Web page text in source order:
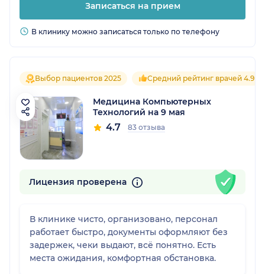
Записаться на прием
В клинику можно записаться только по телефону
Выбор пациентов 2025 Средний рейтинг врачей 4.9
Медицина Компьютерных
Технологий на 9 мая
4.7 83 отзыва
Лицензия проверена
В клинике чисто, организовано, персонал
работает быстро, документы оформляют без
задержек, чеки выдают, всё понятно. Есть
места ожидания, комфортная обстановка.